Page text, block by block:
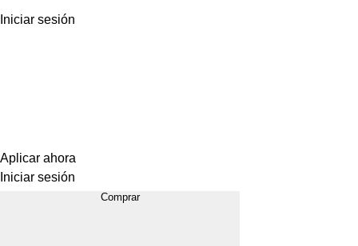
Iniciar sesión
Aplicar ahora
Iniciar sesión
Comprar